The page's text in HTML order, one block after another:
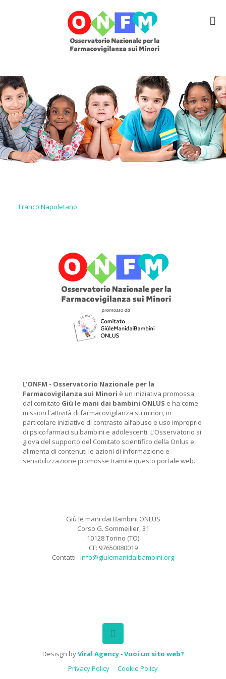
Franco Napoletano
L'ONFM - Osservatorio Nazionale per la
Farmacovigilanza sui Minori è un iniziativa promossa
dal comitato Giù le mani dai bambini ONLUS e ha come
mission l'attività di farmacovigilanza su minori, in
particolare iniziative di contrasto all’abuso e uso improprio
di psicofarmaci su bambini e adolescenti. L’Osservatorio si
giova del supporto del Comitato scientifico della Onlus e
alimenta di contenuti le azioni di informazione e
sensibilizzazione promosse tramite questo portale web.
Giù le mani dai Bambini ONLUS
Corso G. Sommeilier, 31
10128 Torino (TO)
CF: 97650080019
Contatti : info@giulemanidaibambini.org
Desisgn byViral Agency-Vuoi un sito web?
Privacy Policy
Cookie Policy